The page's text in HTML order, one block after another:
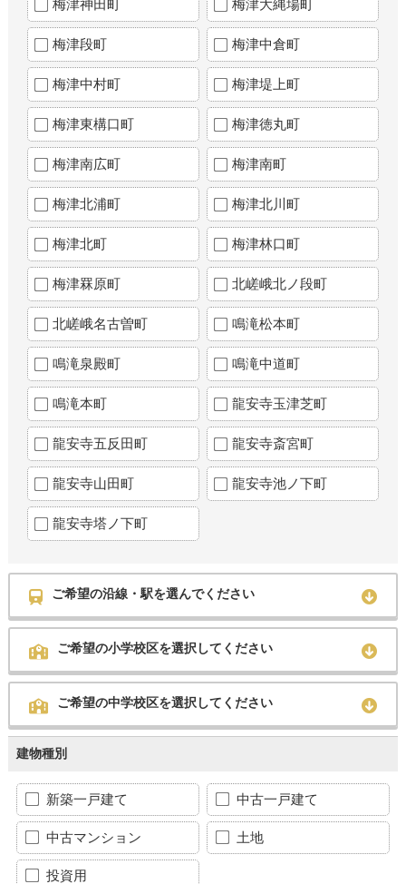
梅津神田町 梅津大縄場町
梅津段町 梅津中倉町
梅津中村町 梅津堤上町
梅津東構口町 梅津徳丸町
梅津南広町 梅津南町
梅津北浦町 梅津北川町
梅津北町 梅津林口町
梅津罧原町 北嵯峨北ノ段町
北嵯峨名古曽町 鳴滝松本町
鳴滝泉殿町 鳴滝中道町
鳴滝本町 龍安寺玉津芝町
龍安寺五反田町 龍安寺斎宮町
龍安寺山田町 龍安寺池ノ下町
龍安寺塔ノ下町
ご希望の沿線・駅を選んでください
ご希望の小学校区を選択してください
ご希望の中学校区を選択してください
建物種別
新築一戸建て 中古一戸建て
中古マンション 土地
投資用